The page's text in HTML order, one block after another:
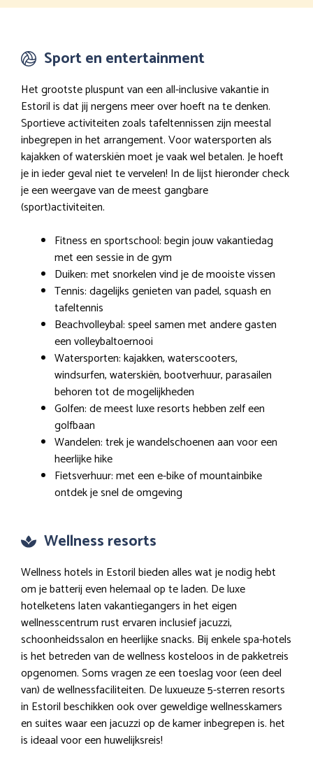
Sport en entertainment
Het grootste pluspunt van een all-inclusive vakantie in
Estoril is dat jij nergens meer over hoeft na te denken.
Sportieve activiteiten zoals tafeltennissen zijn meestal
inbegrepen in het arrangement. Voor watersporten als
kajakken of waterskiën moet je vaak wel betalen. Je hoeft
je in ieder geval niet te vervelen! In de lijst hieronder check
je een weergave van de meest gangbare
(sport)activiteiten.
Fitness en sportschool: begin jouw vakantiedag
met een sessie in de gym
Duiken: met snorkelen vind je de mooiste vissen
Tennis: dagelijks genieten van padel, squash en
tafeltennis
Beachvolleybal: speel samen met andere gasten
een volleybaltoernooi
Watersporten: kajakken, waterscooters,
windsurfen, waterskiën, bootverhuur, parasailen
behoren tot de mogelijkheden
Golfen: de meest luxe resorts hebben zelf een
golfbaan
Wandelen: trek je wandelschoenen aan voor een
heerlijke hike
Fietsverhuur: met een e-bike of mountainbike
ontdek je snel de omgeving
Wellness resorts
Wellness hotels in Estoril bieden alles wat je nodig hebt
om je batterij even helemaal op te laden. De luxe
hotelketens laten vakantiegangers in het eigen
wellnesscentrum rust ervaren inclusief jacuzzi,
schoonheidssalon en heerlijke snacks. Bij enkele spa-hotels
is het betreden van de wellness kosteloos in de pakketreis
opgenomen. Soms vragen ze een toeslag voor (een deel
van) de wellnessfaciliteiten. De luxueuze 5-sterren resorts
in Estoril beschikken ook over geweldige wellnesskamers
en suites waar een jacuzzi op de kamer inbegrepen is. het
is ideaal voor een huwelijksreis!